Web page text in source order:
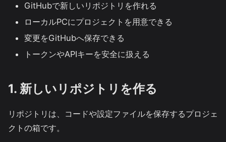
GitHubで新しいリポジトリを作れる
ローカルPCにプロジェクトを用意できる
変更をGitHubへ保存できる
トークンやAPIキーを安全に扱える
1. 新しいリポジトリを作る
リポジトリは、コードや設定ファイルを保存するプロジェ
クトの箱です。